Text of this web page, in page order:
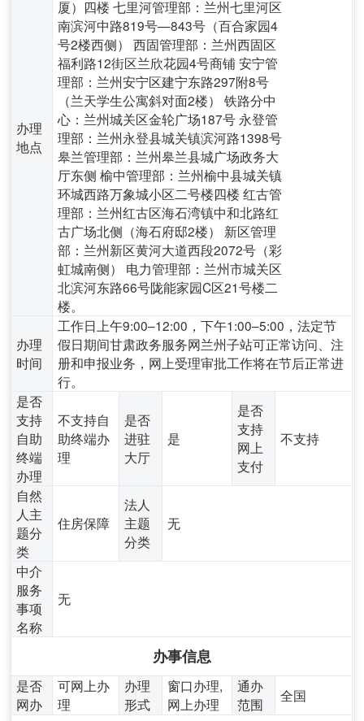
办理
地点
厦）四楼 七里河管理部：兰州七里河区
南滨河中路819号—843号（百合家园4
号2楼西侧） 西固管理部：兰州西固区
福利路12街区兰欣花园4号商铺 安宁管
理部：兰州安宁区建宁东路297附8号
（兰天学生公寓斜对面2楼） 铁路分中
心：兰州城关区金轮广场187号 永登管
理部：兰州永登县城关镇滨河路1398号
皋兰管理部：兰州皋兰县城广场政务大
厅东侧 榆中管理部：兰州榆中县城关镇
环城西路万象城小区二号楼四楼 红古管
理部：兰州红古区海石湾镇中和北路红
古广场北侧（海石府邸2楼） 新区管理
部：兰州新区黄河大道西段2072号（彩
虹城南侧） 电力管理部：兰州市城关区
北滨河东路66号陇能家园C区21号楼二
楼。
办理
时间
工作日上午9:00–12:00，下午1:00–5:00，法定节
假日期间甘肃政务服务网兰州子站可正常访问、注
册和申报业务，网上受理审批工作将在节后正常进
行。
是否
支持
自助
终端
办理
不支持自
助终端办
理
是否
进驻
大厅
是
是否
支持
网上
支付
不支持
自然
人主
题分
类
住房保障
法人
主题
分类
无
中介
服务
事项
名称
无
办事信息
是否
网办
可网上办
理
办理
形式
窗口办理,
网上办理
通办
范围
全国